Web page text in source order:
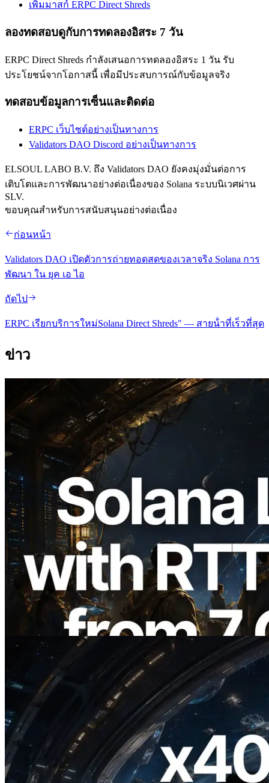
เพิ่มมาสก์ ERPC Direct Shreds
ลองทดสอบดูกับการทดลองอิสระ 7 วัน
ERPC Direct Shreds กําลังเสนอการทดลองอิสระ 1 วัน รับ
ประโยชน์จากโอกาสนี้ เพื่อมีประสบการณ์กับข้อมูลจริง
ทดสอบข้อมูลการเซ็นและติดต่อ
ERPC เว็บไซต์อย่างเป็นทางการ
Validators DAO Discord อย่างเป็นทางการ
ELSOUL LABO B.V. ถึง Validators DAO ยังคงมุ่งมั่นต่อการ
เติบโตและการพัฒนาอย่างต่อเนื่องของ Solana ระบบนิเวศผ่าน
SLV.
ขอบคุณสําหรับการสนับสนุนอย่างต่อเนื่อง
ก่อนหน้า
Validators DAO เปิดตัวการถ่ายทอดสดของเวลาจริง Solana การ
พัฒนา ใน ยุค เอ ไอ
ถัดไป
ERPC เรียกบริการใหม่Solana Direct Shreds" — สายน้ําที่เร็วที่สุด
ข่าว
2026.08.05
ERPC ขยาย Solana Leader Slot API ด้วย
การวัด Ping จาก 7 Region ทั่วโลก พร้อม
เปิดตัว Validators Information API
2026.07.04